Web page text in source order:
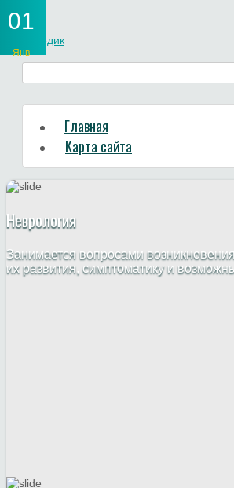
Главная
Карта сайта
Неврология
Занимается вопросами
их развития, симптоматику и
01
Янв